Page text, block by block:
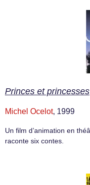
Princes et princesses
Michel Ocelot, 1999
Un film d’animation en
raconte six contes.